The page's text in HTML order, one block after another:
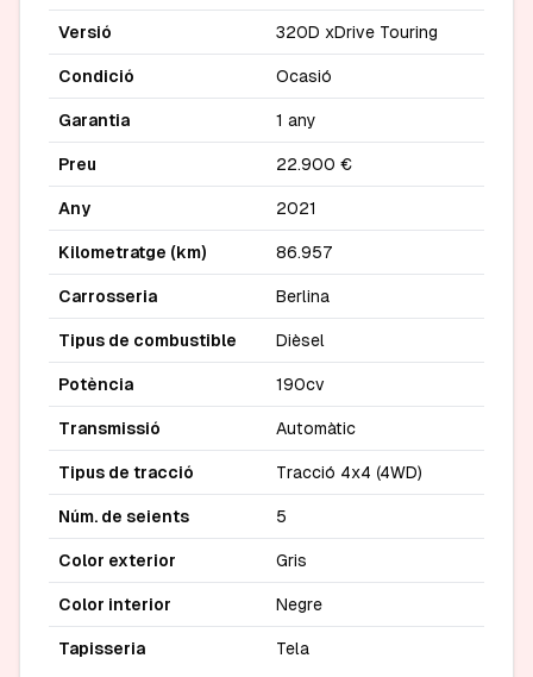
Versió 320D xDrive Touring
Condició Ocasió
Garantia 1 any
Preu 22.900 €
Any 2021
Kilometratge (km) 86.957
Carrosseria Berlina
Tipus de combustible Dièsel
Potència 190cv
Transmissió Automàtic
Tipus de tracció Tracció 4x4 (4WD)
Núm. de seients 5
Color exterior Gris
Color interior Negre
Tapisseria Tela